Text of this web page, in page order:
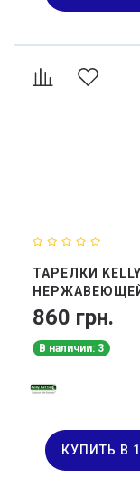
ТАРЕЛКИ
860 грн.
В наличии: 3
КУПИТЬ В